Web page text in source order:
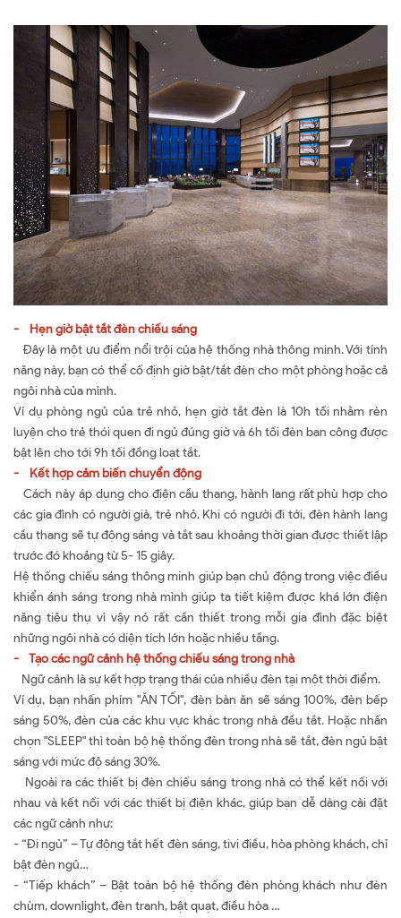
- Hẹn giờ bật tắt đèn chiếu sáng
Đây là một ưu điểm nổi trội của hệ thống nhà thông minh. Với tính
năng này, bạn có thể cố định giờ bật/tắt đèn cho một phòng hoặc cả
ngôi nhà của mình.
Ví dụ phòng ngủ của trẻ nhỏ, hẹn giờ tắt đèn là 10h tối nhằm rèn
luyện cho trẻ thói quen đi ngủ đúng giờ và 6h tối đèn ban công được
bật lên cho tới 9h tối đồng loạt tắt.
- Kết hợp cảm biến chuyển động
Cách này áp dụng cho điện cầu thang, hành lang rất phù hợp cho
các gia đình có người già, trẻ nhỏ. Khi có người đi tới, đèn hành lang
cầu thang sẽ tự động sáng và tắt sau khoảng thời gian được thiết lập
trước đó khoảng từ 5- 15 giây.
Hệ thống chiếu sáng thông minh giúp bạn chủ động trong việc điều
khiển ánh sáng trong nhà mình giúp ta tiết kiệm được khá lớn điện
năng tiêu thụ vì vậy nó rất cần thiết trong mỗi gia đình đặc biệt
những ngôi nhà có diện tích lớn hoặc nhiều tầng.
- Tạo các ngữ cảnh hệ thống chiếu sáng trong nhà
Ngữ cảnh là sự kết hợp trạng thái của nhiều đèn tại một thời điểm.
Ví dụ, bạn nhấn phím "ĂN TỐI", đèn bàn ăn sẽ sáng 100%, đèn bếp
sáng 50%, đèn của các khu vực khác trong nhà đều tắt. Hoặc nhấn
chọn "SLEEP" thì toàn bộ hệ thống đèn trong nhà sẽ tắt, đèn ngủ bật
sáng với mức độ sáng 30%.
Ngoài ra các thiết bị đèn chiếu sáng trong nhà có thể kết nối với
nhau và kết nối với các thiết bị điện khác, giúp bạn dễ dàng cài đặt
các ngữ cảnh như:
- “Đi ngủ” – Tự động tắt hết đèn sáng, tivi điều, hòa phòng khách, chỉ
bật đèn ngủ…
- “Tiếp khách” – Bật toàn bộ hệ thống đèn phòng khách như đèn
chùm, downlight, đèn tranh, bật quạt, điều hòa …